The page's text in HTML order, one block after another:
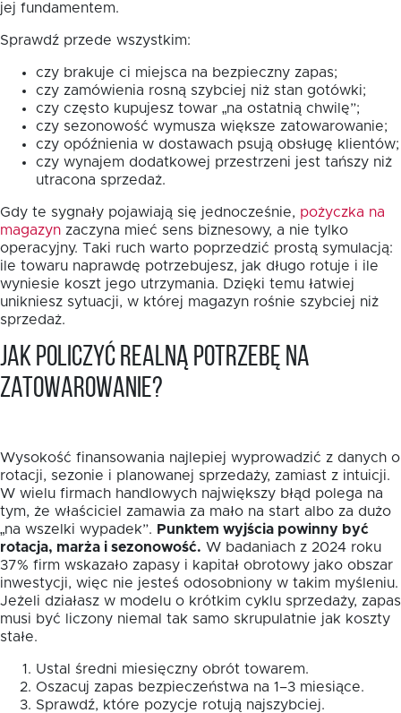
jej fundamentem.
Sprawdź przede wszystkim:
czy brakuje ci miejsca na bezpieczny zapas;
czy zamówienia rosną szybciej niż stan gotówki;
czy często kupujesz towar „na ostatnią chwilę”;
czy sezonowość wymusza większe zatowarowanie;
czy opóźnienia w dostawach psują obsługę klientów;
czy wynajem dodatkowej przestrzeni jest tańszy niż
utracona sprzedaż.
Gdy te sygnały pojawiają się jednocześnie, pożyczka na
magazyn zaczyna mieć sens biznesowy, a nie tylko
operacyjny. Taki ruch warto poprzedzić prostą symulacją:
ile towaru naprawdę potrzebujesz, jak długo rotuje i ile
wyniesie koszt jego utrzymania. Dzięki temu łatwiej
unikniesz sytuacji, w której magazyn rośnie szybciej niż
sprzedaż.
Jak policzyć realną potrzebę na
zatowarowanie?
Wysokość finansowania najlepiej wyprowadzić z danych o
rotacji, sezonie i planowanej sprzedaży, zamiast z intuicji.
W wielu firmach handlowych największy błąd polega na
tym, że właściciel zamawia za mało na start albo za dużo
„na wszelki wypadek”. Punktem wyjścia powinny być
rotacja, marża i sezonowość. W badaniach z 2024 roku
37% firm wskazało zapasy i kapitał obrotowy jako obszar
inwestycji, więc nie jesteś odosobniony w takim myśleniu.
Jeżeli działasz w modelu o krótkim cyklu sprzedaży, zapas
musi być liczony niemal tak samo skrupulatnie jak koszty
stałe.
Ustal średni miesięczny obrót towarem.
Oszacuj zapas bezpieczeństwa na 1–3 miesiące.
Sprawdź, które pozycje rotują najszybciej.